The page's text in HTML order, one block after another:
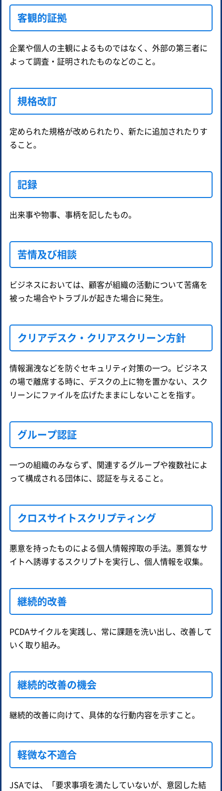
客観的証拠
企業や個人の主観によるものではなく、外部の第三者に
よって調査・証明されたものなどのこと。
規格改訂
定められた規格が改められたり、新たに追加されたりす
ること。
記録
出来事や物事、事柄を記したもの。
苦情及び相談
ビジネスにおいては、顧客が組織の活動について苦痛を
被った場合やトラブルが起きた場合に発生。
クリアデスク・クリアスクリーン方針
情報漏洩などを防ぐセキュリティ対策の一つ。ビジネス
の場で離席する時に、デスクの上に物を置かない、スク
リーンにファイルを広げたままにしないことを指す。
グループ認証
一つの組織のみならず、関連するグループや複数社によ
って構成される団体に、認証を与えること。
クロスサイトスクリプティング
悪意を持ったものによる個人情報搾取の手法。悪質なサ
イトへ誘導するスクリプトを実行し、個人情報を収集。
継続的改善
PCDAサイクルを実践し、常に課題を洗い出し、改善して
いく取り組み。
継続的改善の機会
継続的改善に向けて、具体的な行動内容を示すこと。
軽微な不適合
JSAでは、「要求事項を満たしていないが、意図した結